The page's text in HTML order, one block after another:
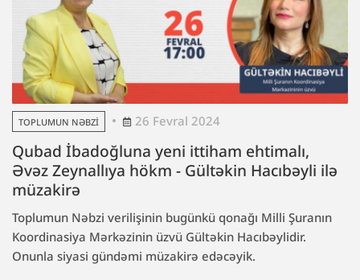
TOPLUMUN NƏBZI 26 Fevral 2024
Qubad İbadoğluna yeni ittiham ehtimalı,
Əvəz Zeynallıya hökm - Gültəkin Hacıbəyli ilə
müzakirə
Toplumun Nəbzi verilişinin bugünkü qonağı Milli Şuranın
Koordinasiya Mərkəzinin üzvü Gültəkin Hacıbəylidir.
Onunla siyasi gündəmi müzakirə edəcəyik.